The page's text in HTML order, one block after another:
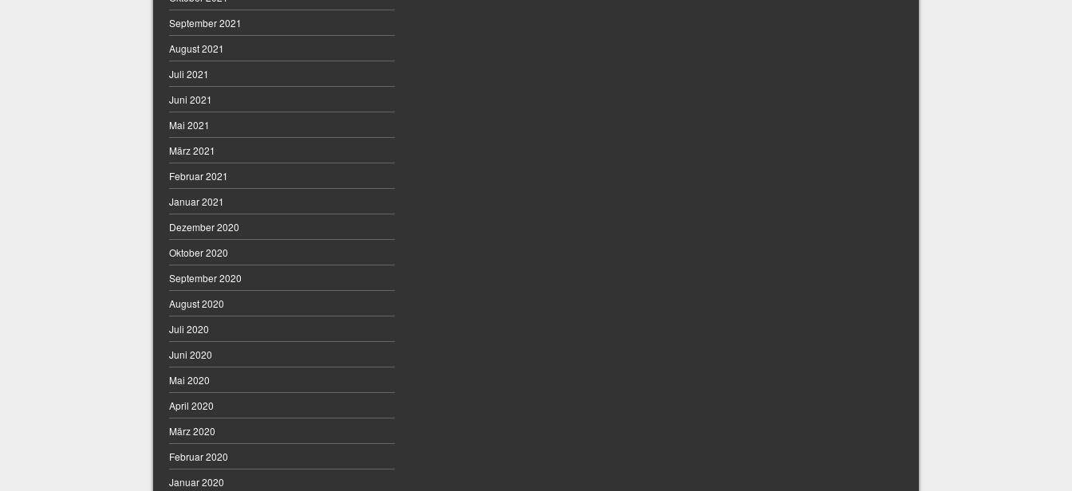
September 2021
August 2021
Juli 2021
Juni 2021
Mai 2021
März 2021
Februar 2021
Januar 2021
Dezember 2020
Oktober 2020
September 2020
August 2020
Juli 2020
Juni 2020
Mai 2020
April 2020
März 2020
Februar 2020
Januar 2020